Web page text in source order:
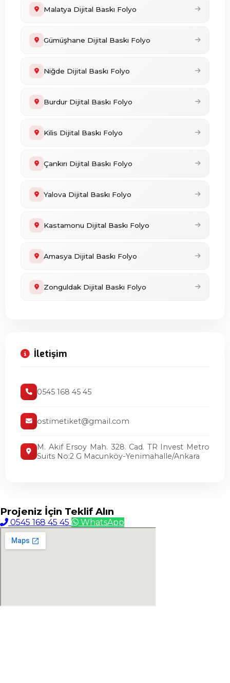
Malatya Dijital Baskı Folyo
Gümüşhane Dijital Baskı Folyo
Niğde Dijital Baskı Folyo
Burdur Dijital Baskı Folyo
Kilis Dijital Baskı Folyo
Çankırı Dijital Baskı Folyo
Yalova Dijital Baskı Folyo
Kastamonu Dijital Baskı Folyo
Amasya Dijital Baskı Folyo
Zonguldak Dijital Baskı Folyo
İletişim
0545 168 45 45
ostimetiket@gmail.com
M. Akif Ersoy Mah. 328. Cad. TR Invest Metro
Suits No:2 G Macunköy-Yenimahalle/Ankara
Projeniz İçin Teklif Alın
0545 168 45 45 WhatsApp